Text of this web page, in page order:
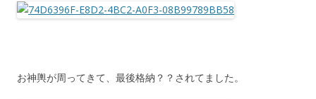
お神輿が周ってきて、最後格納？？されてました。